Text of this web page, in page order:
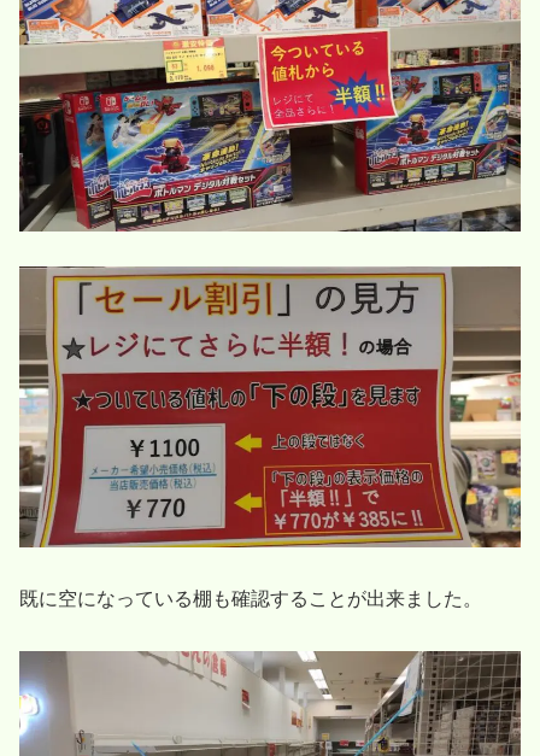
既に空になっている棚も確認することが出来ました。